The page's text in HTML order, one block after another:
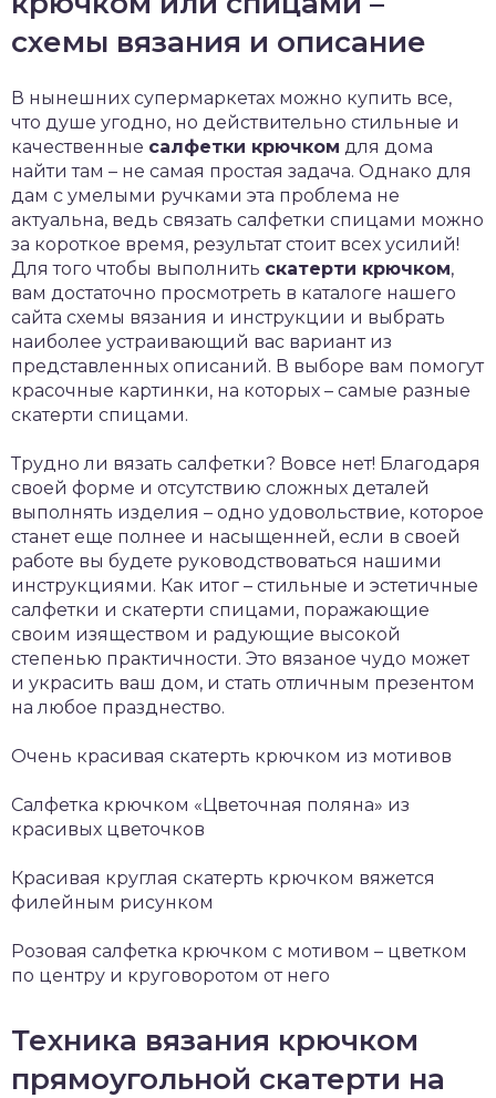
схемы вязания и описание
В нынешних супермаркетах можно купить все,
что душе угодно, но действительно стильные и
качественные салфетки крючком для дома
найти там – не самая простая задача. Однако для
дам с умелыми ручками эта проблема не
актуальна, ведь связать салфетки спицами можно
за короткое время, результат стоит всех усилий!
Для того чтобы выполнить скатерти крючком,
вам достаточно просмотреть в каталоге нашего
сайта схемы вязания и инструкции и выбрать
наиболее устраивающий вас вариант из
представленных описаний. В выборе вам помогут
красочные картинки, на которых – самые разные
скатерти спицами.
Трудно ли вязать салфетки? Вовсе нет! Благодаря
своей форме и отсутствию сложных деталей
выполнять изделия – одно удовольствие, которое
станет еще полнее и насыщенней, если в своей
работе вы будете руководствоваться нашими
инструкциями. Как итог – стильные и эстетичные
салфетки и скатерти спицами, поражающие
своим изяществом и радующие высокой
степенью практичности. Это вязаное чудо может
и украсить ваш дом, и стать отличным презентом
на любое празднество.
Очень красивая скатерть крючком из мотивов
Салфетка крючком «Цветочная поляна» из
красивых цветочков
Красивая круглая скатерть крючком вяжется
филейным рисунком
Розовая салфетка крючком с мотивом – цветком
по центру и круговоротом от него
Техника вязания крючком
прямоугольной скатерти на